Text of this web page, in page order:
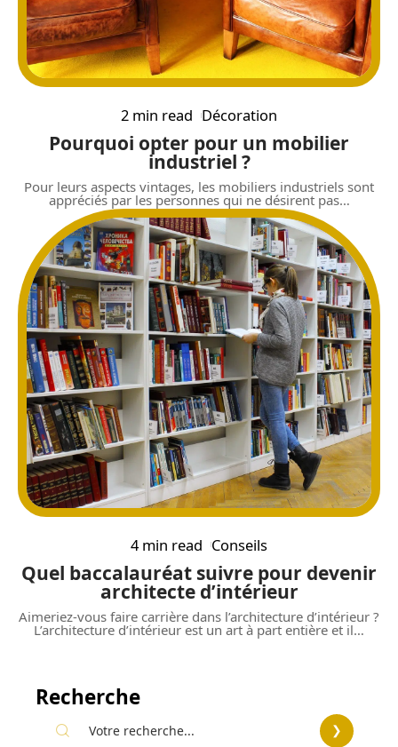
2 min read Décoration
Pourquoi opter pour un mobilier
industriel ?
Pour leurs aspects vintages, les mobiliers industriels sont
appréciés par les personnes qui ne désirent pas…
4 min read Conseils
Quel baccalauréat suivre pour devenir
architecte d’intérieur
Aimeriez-vous faire carrière dans l’architecture d’intérieur ?
L’architecture d’intérieur est un art à part entière et il…
Recherche